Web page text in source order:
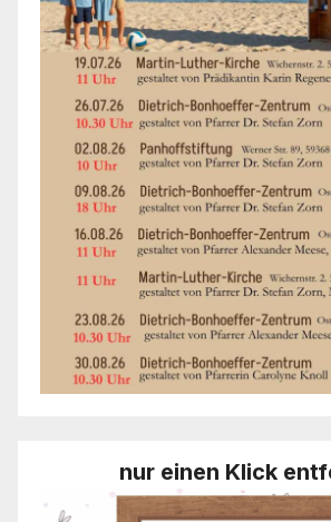
nur einen Klick